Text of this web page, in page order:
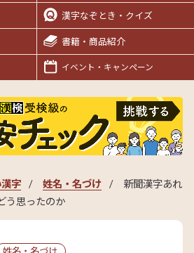
漢字なぞとき・クイズ
書籍・商品紹介
イベント・キャンペーン
字 姓名・名づけ
新聞漢字あれ
う思ったのか